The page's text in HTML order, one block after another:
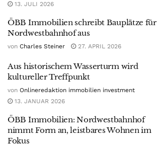
13. JULI 2026
ÖBB Immobilien schreibt Bauplätze für
Nordwestbahnhof aus
von Charles Steiner 27. APRIL 2026
Aus historischem Wasserturm wird
kultureller Treffpunkt
von Onlineredaktion immobilien investment
13. JANUAR 2026
ÖBB Immobilien: Nordwestbahnhof
nimmt Form an, leistbares Wohnen im
Fokus